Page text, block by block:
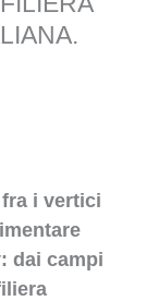
i vertici
dai campi